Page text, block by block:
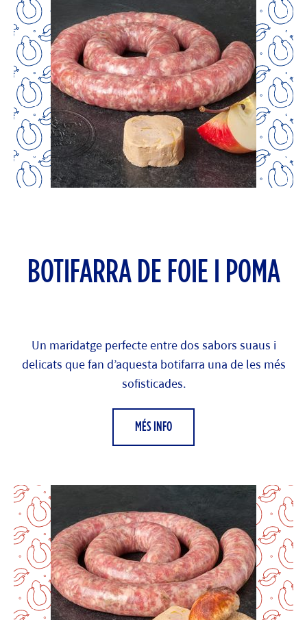
BOTIFARRA DE FOIE I POMA
Un maridatge perfecte entre dos sabors suaus i
delicats que fan d’aquesta botifarra una de les més
sofisticades.
MÉS INFO